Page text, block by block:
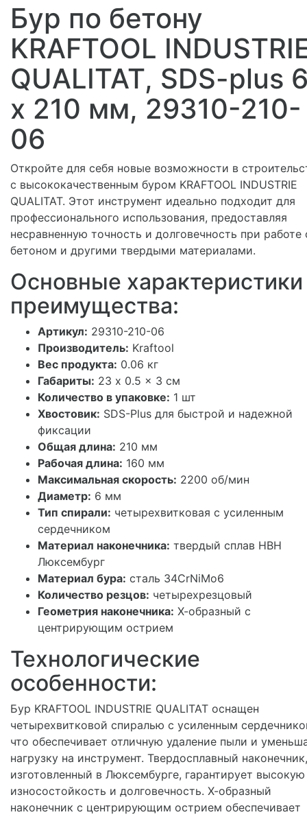
Бур по бетону
KRAFTOOL
QUALITAT, SDS-plus
x 210 мм, 29310-210-
06
Откройте для себя новые возможности в
с высококачественным буром KRAFTOOL INDUSTRIE
QUALITAT. Этот инструмент идеально подходит для
профессионального использования, предоставляя
несравненную точность и долговечность при работе
бетоном и другими твердыми материалами.
Основные
преимущества:
Артикул: 29310-210-06
Производитель: Kraftool
Вес продукта: 0.06 кг
Габариты: 23 x 0.5 x 3 см
Количество в упаковке: 1 шт
Хвостовик: SDS-Plus для быстрой и надежной
фиксации
Общая длина: 210 мм
Рабочая длина: 160 мм
Максимальная скорость: 2200 об/мин
Диаметр: 6 мм
Тип спирали: четырехвитковая с усиленным
сердечником
Материал наконечника: твердый сплав HBH
Люксембург
Материал бура: сталь 34CrNiMo6
Количество резцов: четырехрезцовый
Геометрия наконечника: Х-образный с
центрирующим острием
Технологические
особенности:
Бур KRAFTOOL INDUSTRIE QUALITAT оснащен
четырехвитковой спиралью с усиленным
что обеспечивает отличную удаление пыли и
нагрузку на инструмент. Твердосплавный наконечник,
изготовленный в Люксембурге, гарантирует высокую
износостойкость и долговечность. Х-образный
наконечник с центрирующим острием обеспечивает